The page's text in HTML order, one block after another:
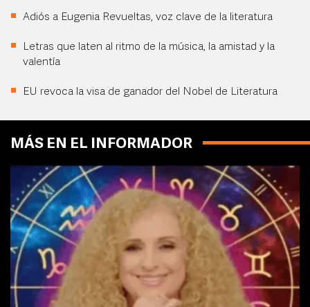
Adiós a Eugenia Revueltas, voz clave de la literatura
Letras que laten al ritmo de la música, la amistad y la
valentía
EU revoca la visa de ganador del Nobel de Literatura
MÁS EN EL INFORMADOR